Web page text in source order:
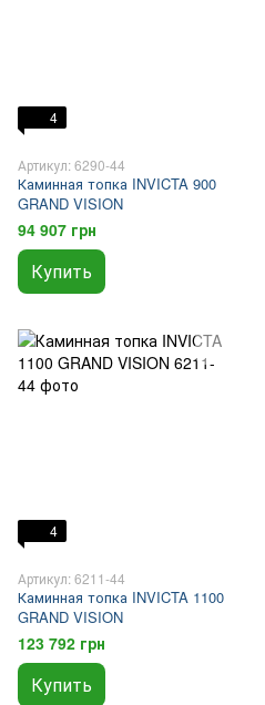
4
Артикул: 6290-44
Каминная топка INVICTA 900
GRAND VISION
94 907 грн
Купить
4
Артикул: 6211-44
Каминная топка INVICTA 1100
GRAND VISION
123 792 грн
Купить